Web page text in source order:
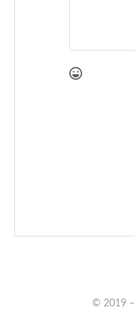
© 2019 –